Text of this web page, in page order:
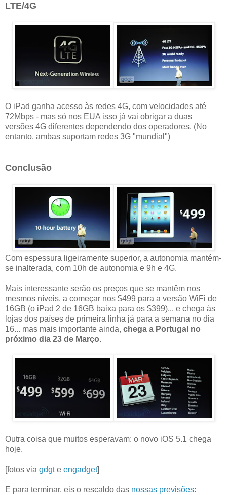
LTE/4G
O iPad ganha acesso às redes 4G, com velocidades até
72Mbps - mas só nos EUA isso já vai obrigar a duas
versões 4G diferentes dependendo dos operadores. (No
entanto, ambas suportam redes 3G "mundial")
Conclusão
Com espessura ligeiramente superior, a autonomia mantém-
se inalterada, com 10h de autonomia e 9h e 4G.
Mais interessante serão os preços que se mantêm nos
mesmos níveis, a começar nos $499 para a versão WiFi de
16GB (o iPad 2 de 16GB baixa para os $399)... e chega às
lojas dos países de primeira linha já para a semana no dia
16... mas mais importante ainda, chega a Portugal no
próximo dia 23 de Março.
Outra coisa que muitos esperavam: o novo iOS 5.1 chega
hoje.
[fotos via gdgte engadget]
E para terminar, eis o rescaldo das nossas previsões: